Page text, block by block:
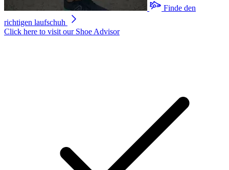
Finde den
richtigen laufschuh
Click here to visit our Shoe Advisor